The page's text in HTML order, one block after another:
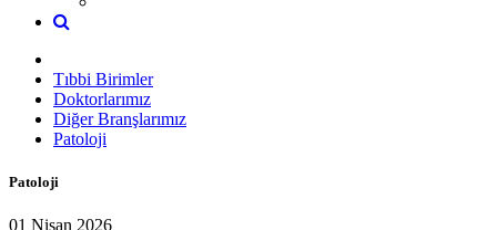
Tıbbi Birimler
Doktorlarımız
Diğer Branşlarımız
Patoloji
Patoloji
01 Nisan 2026